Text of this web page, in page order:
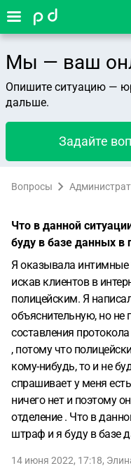
Мы — ваш
Опишите ситуацию —
дальше.
Задайте
Вопросы
Что в данной
буду в базе данных в
Я оказывала интимные
искав клиентов в
полицейским. Я
объяснительную, но не
составления
, потому что
кому-нибудь, то и не
спрашивает у меня
ничего нет и поэтому
отделение . Что в
штраф и я буду в базе
14 июня 2022, 17:18,